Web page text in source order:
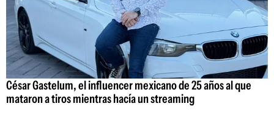
César Gastelum, el influencer mexicano de 25 años al que
mataron a tiros mientras hacía un streaming